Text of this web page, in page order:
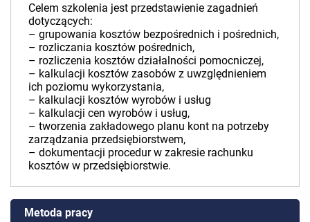
Celem szkolenia jest przedstawienie zagadnień
dotyczących:
– grupowania kosztów bezpośrednich i pośrednich,
– rozliczania kosztów pośrednich,
– rozliczenia kosztów działalności pomocniczej,
– kalkulacji kosztów zasobów z uwzględnieniem
ich poziomu wykorzystania,
– kalkulacji kosztów wyrobów i usług
– kalkulacji cen wyrobów i usług,
– tworzenia zakładowego planu kont na potrzeby
zarządzania przedsiębiorstwem,
– dokumentacji procedur w zakresie rachunku
kosztów w przedsiębiorstwie.
Metoda pracy